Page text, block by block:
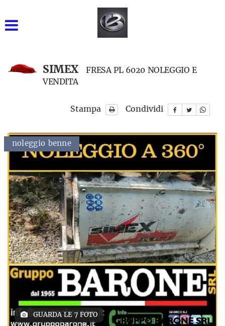
INIZIALE
USATO DISPONIBILE
NOLEGGIO BREVE TERMINE
NOLEGGIO LUNGO
TERMINE
RICAMBI
ASSISTENZA
SIMEX
FRESA PL 6020 NOLEGGIO E
VENDITA
Stampa Condividi
noleggio benne sito: accessori
GUARDA LE 7 FOTO